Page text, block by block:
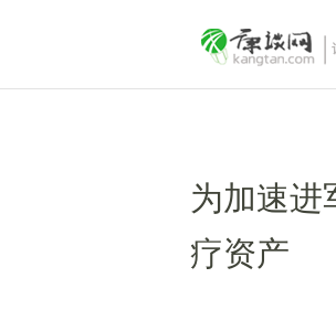
为加速进
疗资产